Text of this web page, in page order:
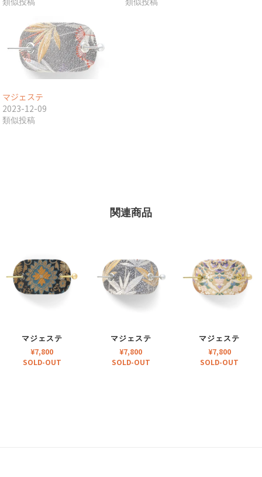
マジェステ
2023-12-09
類似投稿
関連商品
マジェステ
¥7,800
SOLD-OUT
マジェステ
¥7,800
SOLD-OUT
マジェステ
¥7,800
SOLD-OUT